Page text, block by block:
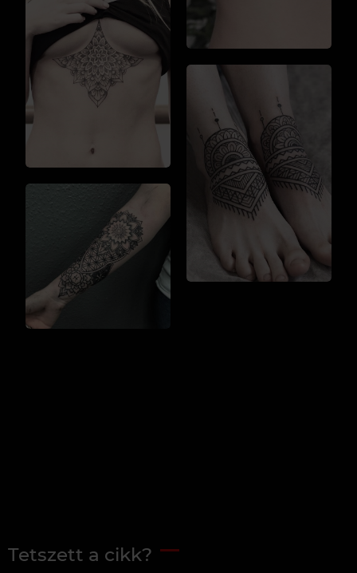
Tetszett a cikk?